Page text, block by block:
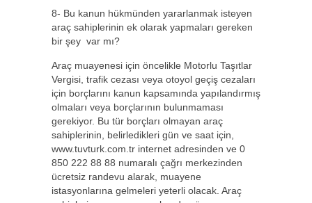
8- Bu kanun hükmünden yararlanmak isteyen
araç sahiplerinin ek olarak yapmaları gereken
bir şey var mı?
Araç muayenesi için öncelikle Motorlu Taşıtlar
Vergisi, trafik cezası veya otoyol geçiş cezaları
için borçlarını kanun kapsamında yapılandırmış
olmaları veya borçlarının bulunmaması
gerekiyor. Bu tür borçları olmayan araç
sahiplerinin, belirledikleri gün ve saat için,
www.tuvturk.com.tr internet adresinden ve 0
850 222 88 88 numaralı çağrı merkezinden
ücretsiz randevu alarak, muayene
istasyonlarına gelmeleri yeterli olacak. Araç